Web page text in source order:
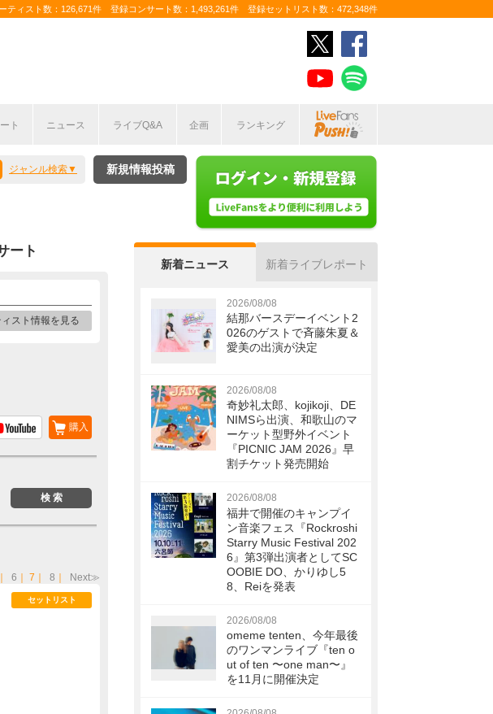
ティスト数：126,671件 登録コンサート数：1,493,261件 登録セットリスト数：472,348件
ト ニュース ライブQ&A 企画 ランキング
ジャンル検索 新規情報投稿
ート
スト情報を見る
購入
｜ 6 ｜ 7 ｜ 8 ｜ Next≫
セットリスト
新着ニュース 新着ライブレポート
2026/08/08
結那バースデーイベント2
026のゲストで斉藤朱夏＆
愛美の出演が決定
2026/08/08
奇妙礼太郎、kojikoji、DE
NIMSら出演、和歌山のマ
ーケット型野外イベント
『PICNIC JAM 2026』早
割チケット発売開始
2026/08/08
福井で開催のキャンプイ
ン音楽フェス『Rockroshi
Starry Music Festival 202
6』第3弾出演者としてSC
OOBIE DO、かりゆし5
8、Reiを発表
2026/08/08
omeme tenten、今年最後
のワンマンライブ『ten o
ut of ten 〜one man〜』
を11月に開催決定